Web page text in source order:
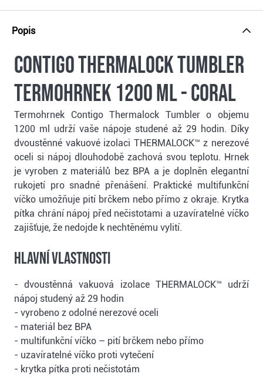
Popis
Contigo Thermalock Tumbler
termohrnek 1200 ml - coral
Termohrnek Contigo Thermalock Tumbler o objemu
1200 ml udrží vaše nápoje studené až 29 hodin. Díky
dvoustěnné vakuové izolaci THERMALOCK™ z nerezové
oceli si nápoj dlouhodobě zachová svou teplotu. Hrnek
je vyroben z materiálů bez BPA a je doplněn elegantní
rukojetí pro snadné přenášení. Praktické multifunkční
víčko umožňuje pití brčkem nebo přímo z okraje. Krytka
pítka chrání nápoj před nečistotami a uzavíratelné víčko
zajišťuje, že nedojde k nechtěnému vylití.
Hlavní vlastnosti
- dvoustěnná vakuová izolace THERMALOCK™ udrží
nápoj studený až 29 hodin
- vyrobeno z odolné nerezové oceli
- materiál bez BPA
- multifunkční víčko – pití brčkem nebo přímo
- uzavíratelné víčko proti vytečení
- krytka pítka proti nečistotám